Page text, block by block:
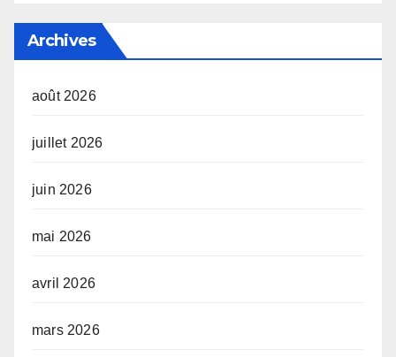
Archives
août 2026
juillet 2026
juin 2026
mai 2026
avril 2026
mars 2026